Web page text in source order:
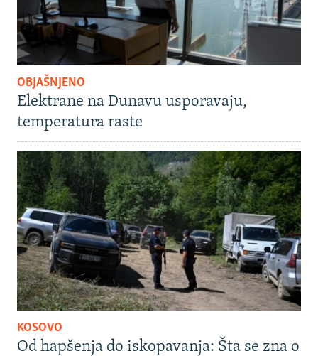
OBJAŠNJENO
Elektrane na Dunavu usporavaju,
temperatura raste
KOSOVO
Od hapšenja do iskopavanja: Šta se zna o